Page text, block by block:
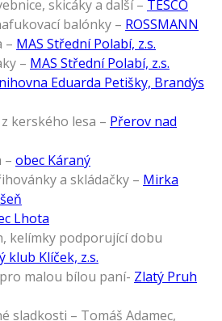
skicáky a další – TESCO
balónky – ROSSMANN
– MAS Střední Polabí, z.s.
– MAS Střední Polabí, z.s.
Eduarda Petišky, Brandýs
kerského lesa – Přerov nad
– obec Káraný
a skládačky – Mirka
Lhota
kelímky podporující dobu
klub Klíček, z.s.
malou bílou paní- Zlatý Pruh
sladkosti – Tomáš Adamec,